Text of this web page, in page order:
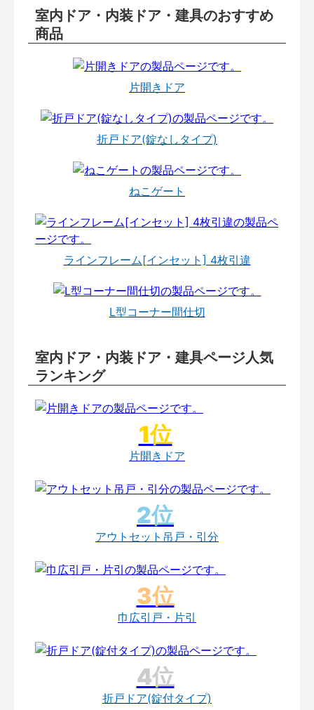
室内ドア・内装ドア・建具のおすすめ
商品
片開きドア
折戸ドア(錠なしタイプ)
ねこゲート
ラインフレーム[インセット] 4枚引違
L型コーナー間仕切
室内ドア・内装ドア・建具ページ人気
ランキング
片開きドア
アウトセット吊戸・引分
巾広引戸・片引
折戸ドア(錠付タイプ)